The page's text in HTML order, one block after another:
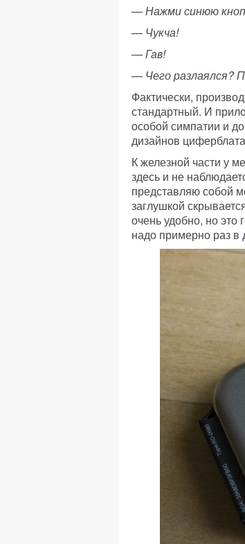
— Нажми синюю
— Чукча!
— Гав!
— Чего разлаялся?
Фактически,
стандартный. И
особой симпатии и
дизайнов
К железной части у
здесь и не
представляю собой
заглушкой
очень удобно, но
надо примерно раз в